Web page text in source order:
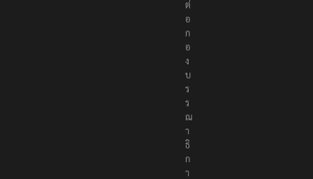
ต่
อ
ก
อ
ง
บ
ร
ร
ณ
า
ธิ
ก
า